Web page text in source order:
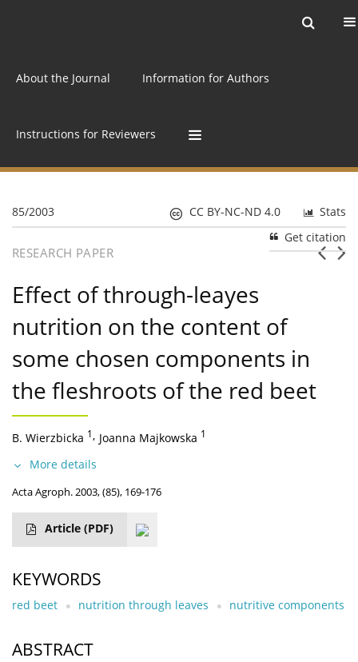
About the Journal Information for Authors
Instructions for Reviewers
85/2003 Stats
CC BY-NC-ND 4.0
Get citation
RESEARCH PAPER
Effect of through-leayes
nutrition on the content of
some chosen components in
the fleshroots of the red beet
B. Wierzbicka 1, Joanna Majkowska 1
More details
Acta Agroph. 2003, (85), 169-176
Article (PDF)
KEYWORDS
red beet nutrition through leaves nutritive components
ABSTRACT